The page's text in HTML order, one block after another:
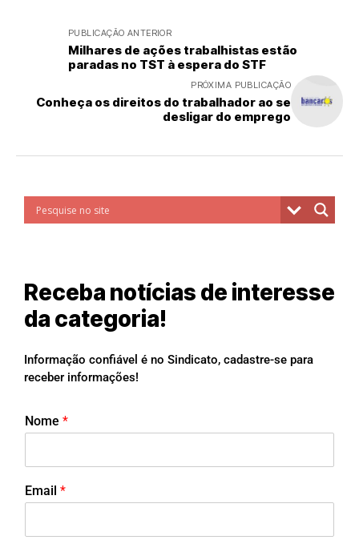
PUBLICAÇÃO ANTERIOR
Milhares de ações trabalhistas estão
paradas no TST à espera do STF
PRÓXIMA PUBLICAÇÃO
Conheça os direitos do trabalhador ao se
desligar do emprego
Receba notícias de interesse
da categoria!
Informação confiável é no Sindicato, cadastre-se para
receber informações!
Nome *
Email *